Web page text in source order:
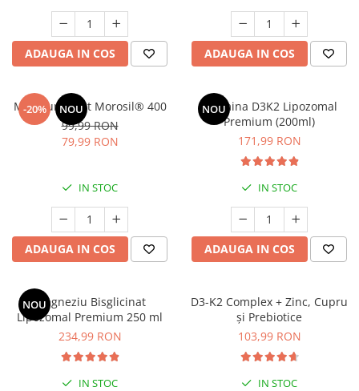
ADAUGA IN COS ADAUGA IN COS
-20% NOU
Minceur Boost Morosil® 400
99,99 RON
79,99 RON
IN STOC
ADAUGA IN COS
NOU
Vitamina D3K2 Lipozomal
Premium (200ml)
171,99 RON
IN STOC
ADAUGA IN COS
NOUMagneziu Bisglicinat
Lipozomal Premium 250 ml
234,99 RON
IN STOC
D3-K2 Complex + Zinc, Cupru
și Prebiotice
103,99 RON
IN STOC